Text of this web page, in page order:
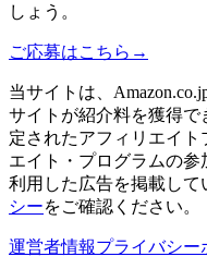
しょう。
ご応募はこちら →
当サイトは、
サイトが紹介料を獲得
定されたアフィリエイト
エイト・プログラムの参
利用した広告を掲載して
シーをご確認ください。
運営者情報プライバシー